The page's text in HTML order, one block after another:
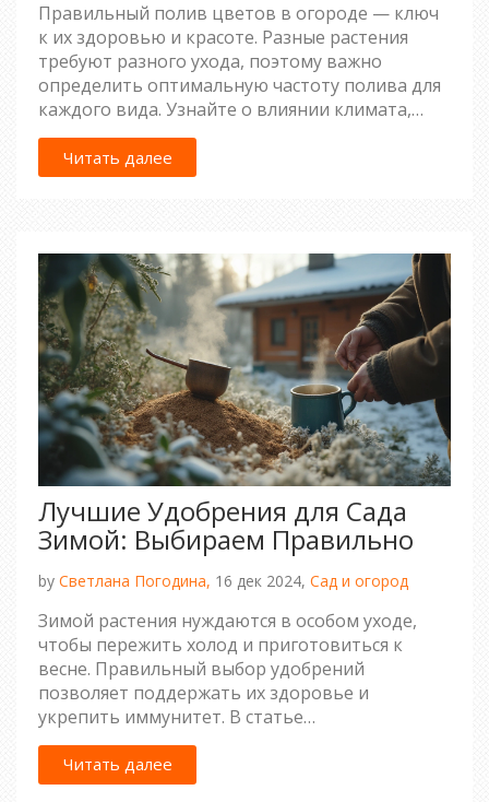
Правильный полив цветов в огороде — ключ
к их здоровью и красоте. Разные растения
требуют разного ухода, поэтому важно
определить оптимальную частоту полива для
каждого вида. Узнайте о влиянии климата,
типа почвы и сезона на нужды ваших
растений. Откройте для себя советы и
хитрости, которые помогут сохранить ваш сад
Читать далее
Лучшие Удобрения для Сада
Зимой: Выбираем Правильно
by Светлана Погодина, 16 дек 2024, Сад и огород
Зимой растения нуждаются в особом уходе,
чтобы пережить холод и приготовиться к
весне. Правильный выбор удобрений
позволяет поддержать их здоровье и
укрепить иммунитет. В статье
рассматриваются различные виды удобрений
и их использование в зимний период. Узнайте,
как подобрать наилучшее средство для
Читать далее